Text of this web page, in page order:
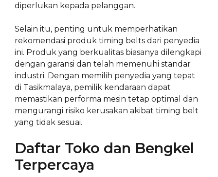
diperlukan kepada pelanggan.
Selain itu, penting untuk memperhatikan
rekomendasi produk timing belts dari penyedia
ini. Produk yang berkualitas biasanya dilengkapi
dengan garansi dan telah memenuhi standar
industri. Dengan memilih penyedia yang tepat
di Tasikmalaya, pemilik kendaraan dapat
memastikan performa mesin tetap optimal dan
mengurangi risiko kerusakan akibat timing belt
yang tidak sesuai.
Daftar Toko dan Bengkel
Terpercaya